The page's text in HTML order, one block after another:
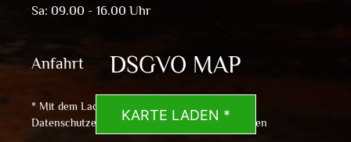
Sa: 09.00 - 16.00 Uhr
Anfahrt DSGVO MAP
KARTE LADEN *
* Mit dem Laden der Karte akzeptierst du die
Datenschutzerklärung von Google.Mehr erfahren